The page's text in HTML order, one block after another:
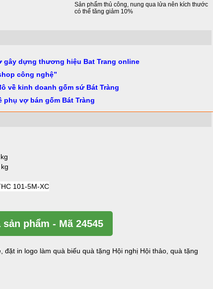
Sản phẩm thủ công, nung qua lửa nên kích thước
có thể tăng giảm 10%
gây dựng thương hiệu Bat Trang online
công nghệ”
về kinh doanh gốm sứ Bát Tràng
vợ bán gốm Bát Tràng
sản phẩm - Mã 24545
đặt in logo làm quà biếu quà tặng Hội nghị Hội thảo, quà tặng